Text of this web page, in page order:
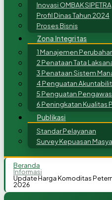
Inovasi OMBAK SIPETRA
Profil Dinas Tahun 2024
Proses Bisnis
Zona Integritas
1 Manajemen
2 Penataan Tata
3 Penataan Sistem
4 Penguatan
5 Penguatan
6 Peningkatan Kualitas
Publikasi
Standar Pelayanan
Survey Kepuasan
Beranda
Informasi
Update Harga Komoditas
2026